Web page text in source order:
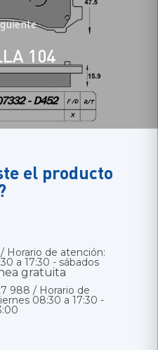
104
el producto
Horario de atención:
a 17:30 - sábados
gratuita
988 / Horario de
08:30 a 17:30 -